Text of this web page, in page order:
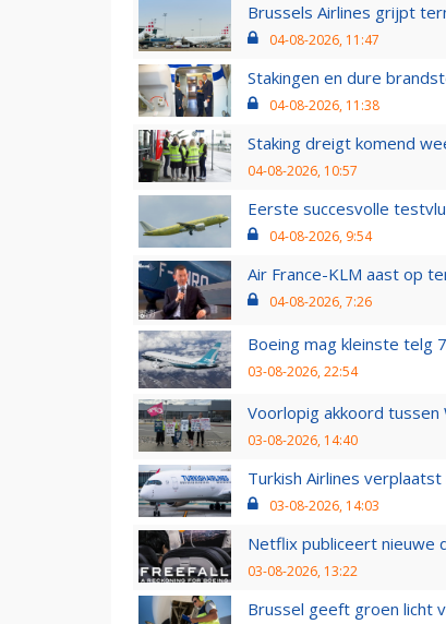
Brussels Airlines grijpt
04-08-2026, 11:47
Stakingen en dure
04-08-2026, 11:38
Staking dreigt komend
04-08-2026, 10:57
Eerste succesvolle
04-08-2026, 9:54
Air France-KLM aast op
04-08-2026, 7:26
Boeing mag kleinste telg
03-08-2026, 22:54
Voorlopig akkoord tussen
03-08-2026, 14:40
Turkish Airlines
03-08-2026, 14:03
Netflix publiceert nieuwe
03-08-2026, 13:22
Brussel geeft groen licht